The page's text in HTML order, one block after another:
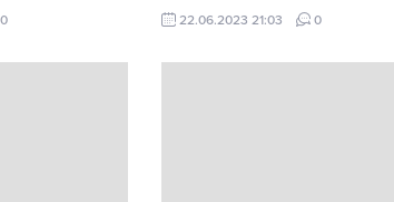
İl Başkanı
Belediye
0
yağışların bitmesi sonrasında
arazilerinde de olgunlaşma
22.06.2023 21:03 0